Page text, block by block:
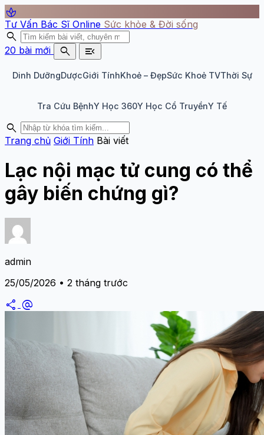
spa
Tư Vấn Bác Sĩ Online Sức khỏe & Đời sống
search
20 bài mới search menu_open
Dinh DưỡngDượcGiới TínhKhoẻ – ĐẹpSức Khoẻ TVThời Sự
Tra Cứu BệnhY Học 360Y Học Cổ TruyềnY Tế
search
Trang chủ Giới Tính Bài viết
Lạc nội mạc tử cung có thể
gây biến chứng gì?
admin
25/05/2026 • 2 tháng trước
share alternate_email